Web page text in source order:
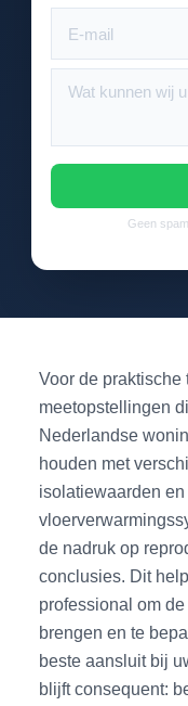
Geen
Voor de
meetopstellingen
Nederlandse
houden met
isolatiewaarden
de nadruk op
conclusies. Dit
professional om
brengen en te
beste aansluit bij
blijft consequent: